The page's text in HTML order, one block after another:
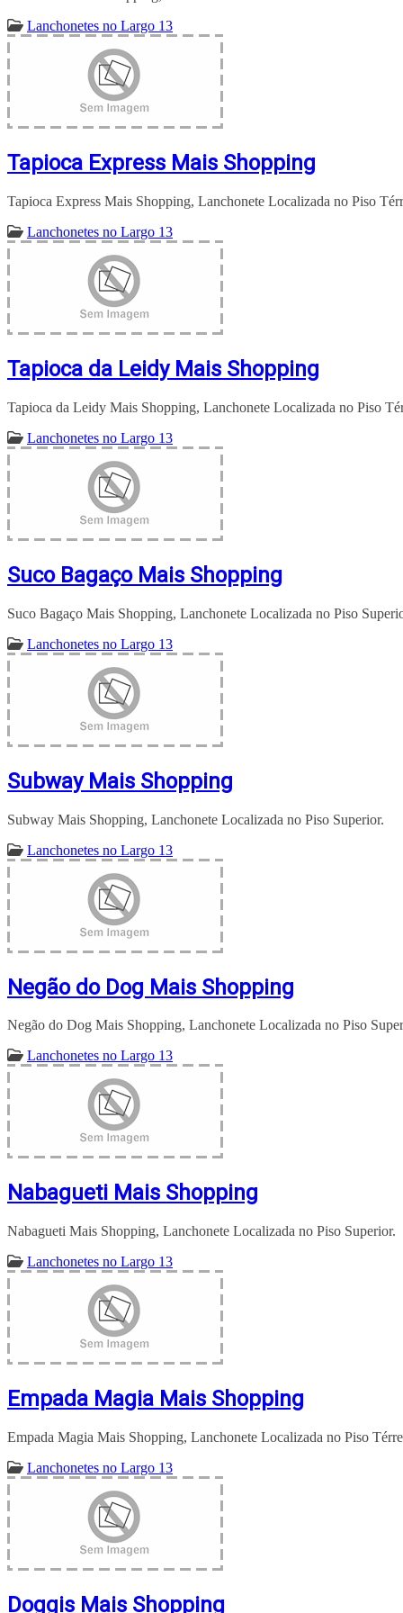
Lanchonetes no Largo 13
Tapioca Express Mais Shopping
Tapioca Express Mais Shopping, Lanchonete Localizada no Piso
Lanchonetes no Largo 13
Tapioca da Leidy Mais Shopping
Tapioca da Leidy Mais Shopping, Lanchonete Localizada no Piso
Lanchonetes no Largo 13
Suco Bagaço Mais Shopping
Suco Bagaço Mais Shopping, Lanchonete Localizada no Piso
Lanchonetes no Largo 13
Subway Mais Shopping
Subway Mais Shopping, Lanchonete Localizada no Piso Superior.
Lanchonetes no Largo 13
Negão do Dog Mais Shopping
Negão do Dog Mais Shopping, Lanchonete Localizada no Piso
Lanchonetes no Largo 13
Nabagueti Mais Shopping
Nabagueti Mais Shopping, Lanchonete Localizada no Piso Superior.
Lanchonetes no Largo 13
Empada Magia Mais Shopping
Empada Magia Mais Shopping, Lanchonete Localizada no Piso
Lanchonetes no Largo 13
Doggis Mais Shopping